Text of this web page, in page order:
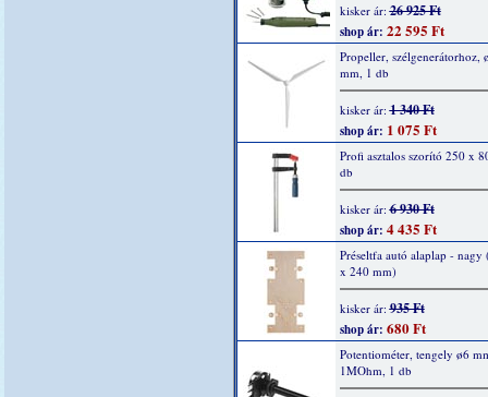
kisker ár:26 925 Ft
shop ár: 22 595 Ft
Propeller, szélgenerátorhoz,
mm, 1 db
kisker ár:1 340 Ft
shop ár: 1 075 Ft
Profi asztalos szorító 250 x
db
kisker ár:6 930 Ft
shop ár: 4 435 Ft
Préseltfa autó alaplap - nagy
x 240 mm)
kisker ár:935 Ft
shop ár: 680 Ft
Potentiométer, tengely ø6
1MOhm, 1 db